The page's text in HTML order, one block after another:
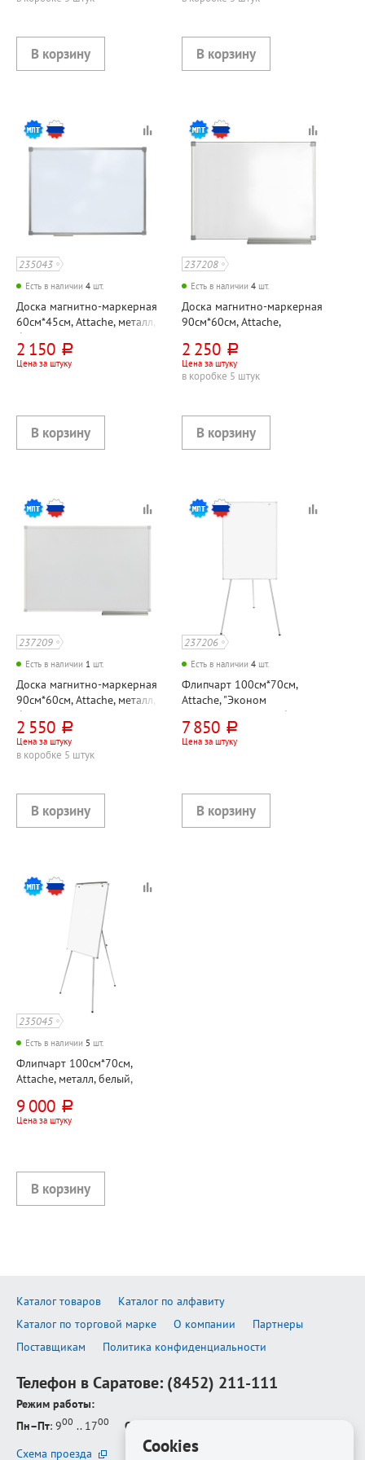
235043
Есть в наличии 4 шт.
Доска магнитно-маркерная
60см*45см, Attache, металл,
белая, с полочкой для
аксессуаров, алюминиевая
рама
2 150 руб.
Цена за штуку
237208
Есть в наличии 4 шт.
Доска магнитно-маркерная
90см*60см, Attache,
белая, алюминиевая рама, с
полочкой для аксессуаров
2 250 руб.
Цена за штуку
в коробке 5 штук
237209
Есть в наличии 1 шт.
Доска магнитно-маркерная
90см*60см, Attache, металл,
белая, алюминиевая рама, с
полочкой для аксессуаров
2 550 руб.
Цена за штуку
в коробке 5 штук
237206
Есть в наличии 4 шт.
Флипчарт 100см*70см,
Attache, "Эконом
(Economy)", металл, белый,
ПВХ рама, с полочкой для
аксессуаров
7 850 руб.
Цена за штуку
235045
Есть в наличии 5 шт.
Флипчарт 100см*70см,
Attache, металл, белый,
полочкой для аксессуаров
9 000 руб.
Цена за штуку
Каталог товаров
Каталог по алфавиту
Каталог по торговой марке
О компании
Партнеры
Поставщикам
Политика конфиденциальности
Телефон в Саратове: (8452) 211-111
Режим работы:
Пн–Пт: 900 .. 1700 Сб–Вс
Схема проезда
Cookies